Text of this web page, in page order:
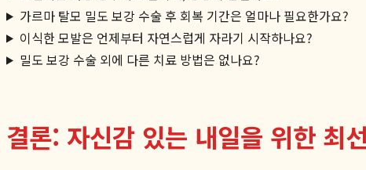
가르마 탈모 밀도 보강 수술 후 회복 기간은 얼마나 필요한가요?
이식한 모발은 언제부터 자연스럽게 자라기 시작하나요?
밀도 보강 수술 외에 다른 치료 방법은 없나요?
결론: 자신감 있는 내일을 위한 최